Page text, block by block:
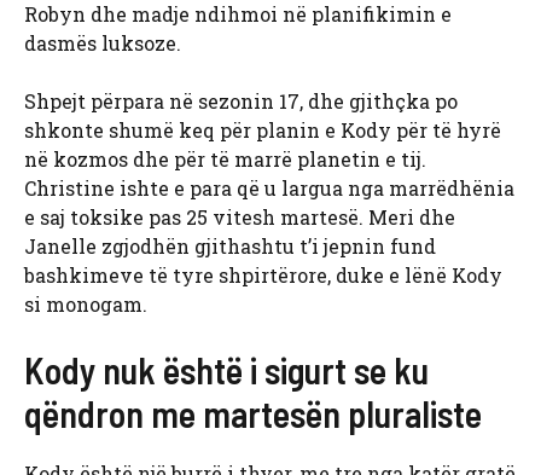
Robyn dhe madje ndihmoi në planifikimin e
dasmës luksoze.
Shpejt përpara në sezonin 17, dhe gjithçka po
shkonte shumë keq për planin e Kody për të hyrë
në kozmos dhe për të marrë planetin e tij.
Christine ishte e para që u largua nga marrëdhënia
e saj toksike pas 25 vitesh martesë. Meri dhe
Janelle zgjodhën gjithashtu t’i jepnin fund
bashkimeve të tyre shpirtërore, duke e lënë Kody
si monogam.
Kody nuk është i sigurt se ku
qëndron me martesën pluraliste